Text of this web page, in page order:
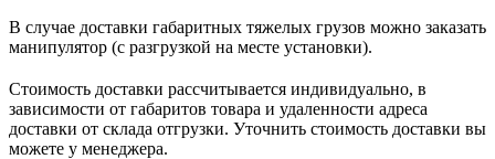
В случае доставки габаритных тяжелых грузов можно заказать
манипулятор (с разгрузкой на месте установки).
Стоимость доставки рассчитывается индивидуально, в
зависимости от габаритов товара и удаленности адреса
доставки от склада отгрузки. Уточнить стоимость доставки вы
можете у менеджера.